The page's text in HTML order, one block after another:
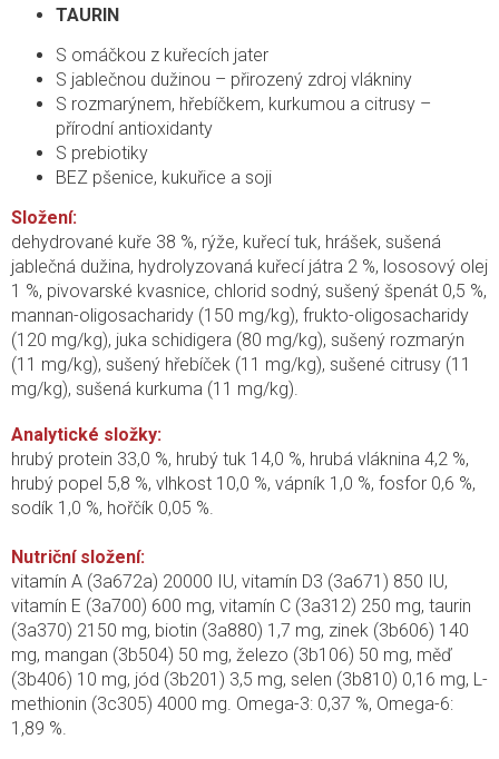
TAURIN
S omáčkou z kuřecích jater
S jablečnou dužinou – přirozený zdroj vlákniny
S rozmarýnem, hřebíčkem, kurkumou a citrusy –
přírodní antioxidanty
S prebiotiky
BEZ pšenice, kukuřice a soji
Složení:
dehydrované kuře 38 %, rýže, kuřecí tuk, hrášek, sušená
jablečná dužina, hydrolyzovaná kuřecí játra 2 %, lososový olej
1 %, pivovarské kvasnice, chlorid sodný, sušený špenát 0,5 %,
mannan-oligosacharidy (150 mg/kg), frukto-oligosacharidy
(120 mg/kg), juka schidigera (80 mg/kg), sušený rozmarýn
(11 mg/kg), sušený hřebíček (11 mg/kg), sušené citrusy (11
mg/kg), sušená kurkuma (11 mg/kg).
Analytické složky:
hrubý protein 33,0 %, hrubý tuk 14,0 %, hrubá vláknina 4,2 %,
hrubý popel 5,8 %, vlhkost 10,0 %, vápník 1,0 %, fosfor 0,6 %,
sodík 1,0 %, hořčík 0,05 %.
Nutriční složení:
vitamín A (3a672a) 20000 IU, vitamín D3 (3a671) 850 IU,
vitamín E (3a700) 600 mg, vitamín C (3a312) 250 mg, taurin
(3a370) 2150 mg, biotin (3a880) 1,7 mg, zinek (3b606) 140
mg, mangan (3b504) 50 mg, železo (3b106) 50 mg, měď
(3b406) 10 mg, jód (3b201) 3,5 mg, selen (3b810) 0,16 mg, L-
methionin (3c305) 4000 mg. Omega-3: 0,37 %, Omega-6:
1,89 %.